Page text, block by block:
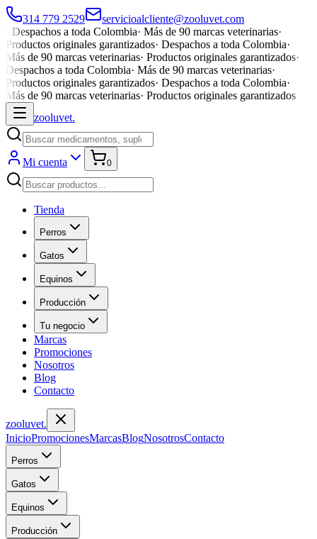
314 779 2529
servicioalcliente@zooluvet.com
Despachos a toda Colombia· Más de 90 marcas veterinarias·
Productos originales garantizados· Despachos a toda Colombia·
Más de 90 marcas veterinarias· Productos originales garantizados·
Despachos a toda Colombia· Más de 90 marcas veterinarias·
Productos originales garantizados· Despachos a toda Colombia·
Más de 90 marcas veterinarias· Productos originales garantizados
zooluvet.
Mi cuenta 0
Tienda
Perros
Gatos
Equinos
Producción
Tu negocio
Marcas
Promociones
Nosotros
Blog
Contacto
zooluvet.
InicioPromocionesMarcasBlogNosotrosContacto
Perros
Gatos
Equinos
Producción